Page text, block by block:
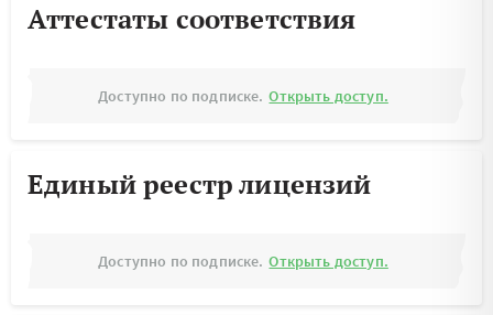
Аттестаты соответствия
Доступно по подписке. Открыть доступ.
Единый реестр лицензий
Доступно по подписке. Открыть доступ.